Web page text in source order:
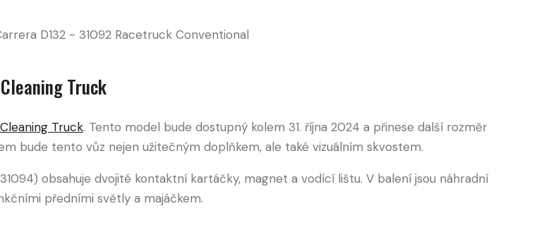
Truck
Truck. Tento model bude dostupný kolem 31. října 2024 a přinese další rozměr
bude tento vůz nejen užitečným doplňkem, ale také vizuálním skvostem.
obsahuje dvojité kontaktní kartáčky, magnet a vodící lištu. V balení jsou náhradní
předními světly a majáčkem.